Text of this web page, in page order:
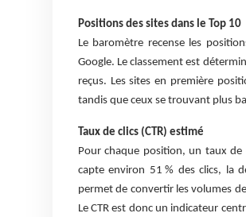
Positions des sites dans le Top 10
Le baromètre recense les
Google. Le classement est
reçus. Les sites en première
tandis que ceux se trouvant plus
Taux de clics (CTR) estimé
Pour chaque position, un taux
capte environ 51 % des clics, la
permet de convertir les volumes
Le CTR est donc un indicateur